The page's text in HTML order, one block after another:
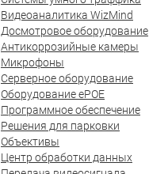
Видеоаналитика WizMind
Досмотровое оборудование
Антикоррозийные камеры
Микрофоны
Серверное оборудование
Оборудование ePOE
Программное обеспечение
Решения для парковки
Объективы
Центр обработки данных